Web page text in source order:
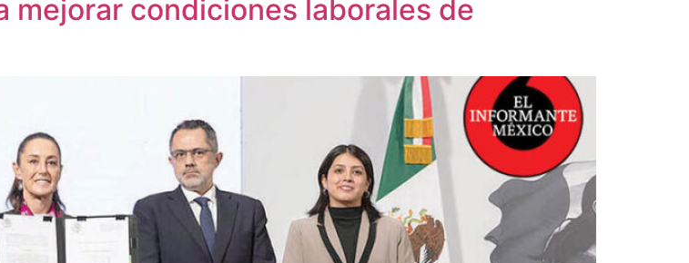
mejorar condiciones laborales de